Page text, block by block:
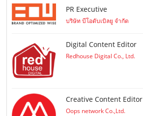
PR Executive
บริษัท บีโอดับเบิลยู จำกัด
Digital Content Editor
Redhouse Digital Co., Ltd.
Creative Content Editor
Oops network Co.,Ltd.